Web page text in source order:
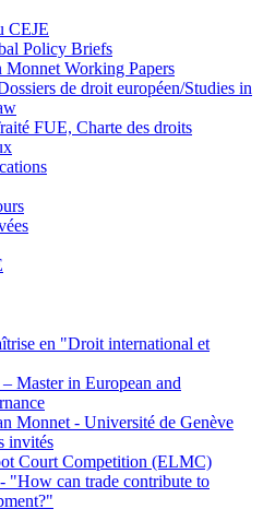
CEJE
Policy Briefs
Monnet Working Papers
de droit européen/Studies in
FUE, Charte des droits
en "Droit international et
Master in European and
Monnet - Université de Genève
invités
Court Competition (ELMC)
"How can trade contribute to